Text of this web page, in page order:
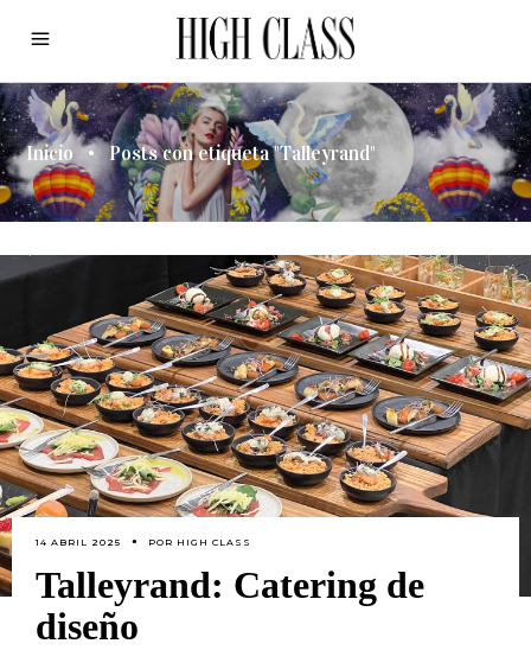
Inicio • Posts con etiqueta "Talleyrand"
14 ABRIL 2025 POR HIGH CLASS
Talleyrand: Catering de
diseño